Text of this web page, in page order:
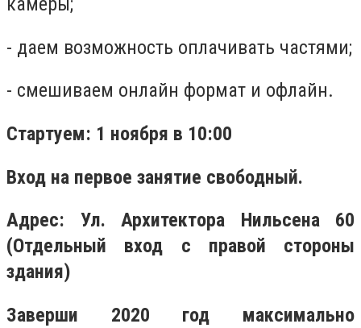
- даем возможность оплачивать частями;
- смешиваем онлайн формат и офлайн.
Стартуем: 1 ноября в 10:00
Вход на первое занятие свободный.
Адрес: Ул. Архитектора Нильсена 60
(Отдельный вход с правой стороны
здания)
Заверши 2020 год максимально